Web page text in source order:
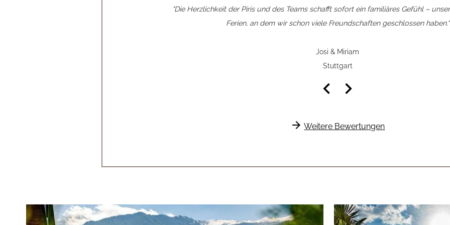
"Die Herzlichkeit der Piris und des Teams schafft sofort ein familiäres Gefühl –
Ferien, an dem wir schon viele Freundschaften geschlossen haben."
Josi & Miriam
Stuttgart
keyboard_arrow_left keyboard_arrow_right
arrow_forward Weitere Bewertungen